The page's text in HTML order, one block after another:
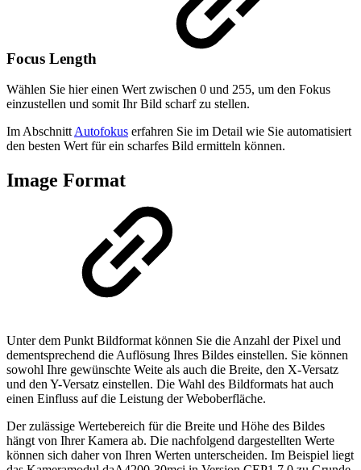
Focus Length
Wählen Sie hier einen Wert zwischen 0 und 255, um den Fokus
einzustellen und somit Ihr Bild scharf zu stellen.
Im Abschnitt Autofokus erfahren Sie im Detail wie Sie automatisiert
den besten Wert für ein scharfes Bild ermitteln können.
Image Format
Unter dem Punkt Bildformat können Sie die Anzahl der Pixel und
dementsprechend die Auflösung Ihres Bildes einstellen. Sie können
sowohl Ihre gewünschte Weite als auch die Breite, den X-Versatz
und den Y-Versatz einstellen. Die Wahl des Bildformats hat auch
einen Einfluss auf die Leistung der Weboberfläche.
Der zulässige Wertebereich für die Breite und Höhe des Bildes
hängt von Ihrer Kamera ab. Die nachfolgend dargestellten Werte
können sich daher von Ihren Werten unterscheiden. Im Beispiel liegt